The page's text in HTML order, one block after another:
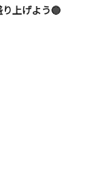
上げよう🔵